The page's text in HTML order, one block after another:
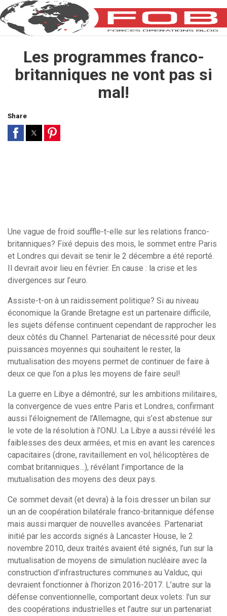
Les programmes franco-
britanniques ne vont pas si
mal!
Share
Une vague de froid souffle-t-elle sur les relations franco-
britanniques? Fixé depuis des mois, le sommet entre Paris
et Londres qui devait se tenir le 2 décembre a été reporté.
Il devrait avoir lieu en février. En cause : la crise et les
divergences sur l’euro.
Assiste-t-on à un raidissement politique? Si au niveau
économique la Grande Bretagne est un partenaire difficile,
les sujets défense continuent cependant de rapprocher les
deux côtés du Channel. Partenariat de nécessité pour deux
puissances moyennes qui souhaitent le rester, la
mutualisation des moyens permet de continuer de faire à
deux ce que l’on a plus les moyens de faire seul!
La guerre en Libye a démontré, sur les ambitions militaires,
la convergence de vues entre Paris et Londres, confirmant
aussi l’éloignement de l’Allemagne, qui s’est abstenue sur
le vote de la résolution à l’ONU. La Libye a aussi révélé les
faiblesses des deux armées, et mis en avant les carences
capacitaires (drone, ravitaillement en vol, hélicoptères de
combat britanniques…), révélant l’importance de la
mutualisation des moyens des deux pays.
Ce sommet devait (et devra) à la fois dresser un bilan sur
un an de coopération bilatérale franco-britannique défense
mais aussi marquer de nouvelles avancées. Partenariat
initié par les accords signés à Lancaster House, le 2
novembre 2010, deux traités avaient été signés, l’un sur la
mutualisation de moyens de simulation nucléaire avec la
construction d’infrastructures communes au Valduc, qui
devraient fonctionner à l’horizon 2016-2017. L’autre sur la
défense conventionnelle, comportant deux volets: l’un sur
des coopérations industrielles et l’autre sur un partenariat